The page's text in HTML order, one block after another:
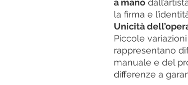
a mano
la firma e
Unicità
Piccole
rappresentano
manuale e del
differenze a